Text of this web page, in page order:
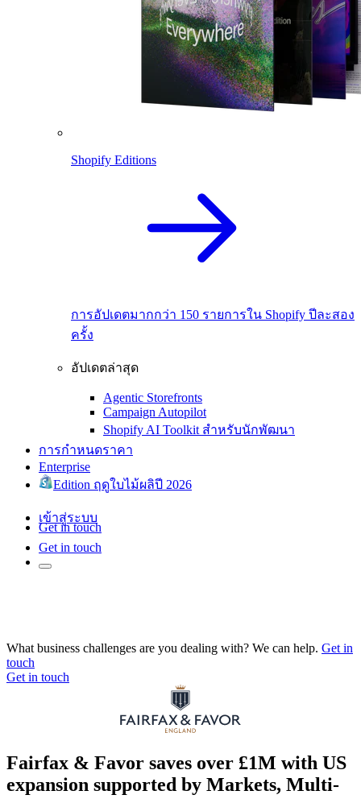
Shopify Editions
การอัปเดตมากกว่า 150 รายการใน Shopify ปีละสอง
ครั้ง
อัปเดตล่าสุด
Agentic Storefronts
Campaign Autopilot
Shopify AI Toolkit สำหรับนักพัฒนา
การกำหนดราคา
Enterprise
Edition ฤดูใบไม้ผลิปี 2026
เข้าสู่ระบบ
Get in touch
Get in touch
What business challenges are you dealing with? We can help. Get in
touch
Get in touch
Fairfax & Favor saves over £1M with US
expansion supported by Markets, Multi-